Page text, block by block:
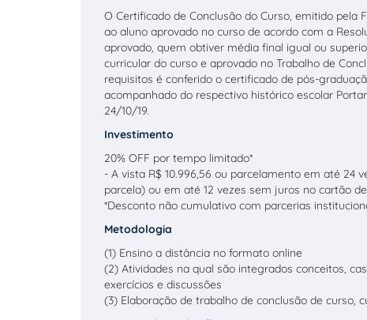
O Certificado de Conclusão do Curso, emitido pela
ao aluno aprovado no curso de acordo com a
aprovado, quem obtiver média final igual ou
curricular do curso e aprovado no Trabalho de
requisitos é conferido o certificado de pós-
acompanhado do respectivo histórico escolar
24/10/19.
Investimento
20% OFF por tempo limitado*
- A vista R$ 10.996,56 ou parcelamento em até 24
parcela) ou em até 12 vezes sem juros no cartão
*Desconto não cumulativo com parcerias
Metodologia
(1) Ensino a distância no formato online
(2) Atividades na qual são integrados conceitos,
exercícios e discussões
(3) Elaboração de trabalho de conclusão de curso,